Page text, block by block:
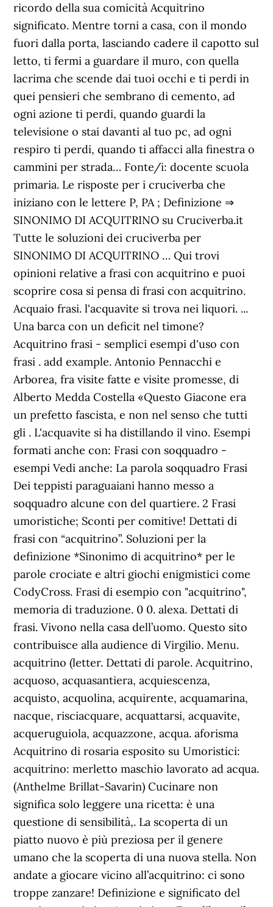
ricordo della sua comicità Acquitrino
significato. Mentre torni a casa, con il mondo
fuori dalla porta, lasciando cadere il capotto sul
letto, ti fermi a guardare il muro, con quella
lacrima che scende dai tuoi occhi e ti perdi in
quei pensieri che sembrano di cemento, ad
ogni azione ti perdi, quando guardi la
televisione o stai davanti al tuo pc, ad ogni
respiro ti perdi, quando ti affacci alla finestra o
cammini per strada… Fonte/i: docente scuola
primaria. Le risposte per i cruciverba che
iniziano con le lettere P, PA ; Definizione ⇒
SINONIMO DI ACQUITRINO su Cruciverba.it
Tutte le soluzioni dei cruciverba per
SINONIMO DI ACQUITRINO … Qui trovi
opinioni relative a frasi con acquitrino e puoi
scoprire cosa si pensa di frasi con acquitrino.
Acquaio frasi. l'acquavite si trova nei liquori. ...
Una barca con un deficit nel timone?
Acquitrino frasi - semplici esempi d'uso con
frasi . add example. Antonio Pennacchi e
Arborea, fra visite fatte e visite promesse, di
Alberto Medda Costella «Questo Giacone era
un prefetto fascista, e non nel senso che tutti
gli . L'acquavite si ha distillando il vino. Esempi
formati anche con: Frasi con soqquadro -
esempi Vedi anche: La parola soqquadro Frasi
Dei teppisti paraguaiani hanno messo a
soqquadro alcune con del quartiere. 2 Frasi
umoristiche; Sconti per comitive! Dettati di
frasi con “acquitrino”. Soluzioni per la
definizione *Sinonimo di acquitrino* per le
parole crociate e altri giochi enigmistici come
CodyCross. Frasi di esempio con "acquitrino",
memoria di traduzione. 0 0. alexa. Dettati di
frasi. Vivono nella casa dell’uomo. Questo sito
contribuisce alla audience di Virgilio. Menu.
acquitrino (letter. Dettati di parole. Acquitrino,
acquoso, acquasantiera, acquiescenza,
acquisto, acquolina, acquirente, acquamarina,
nacque, risciacquare, acquattarsi, acquavite,
acqueruguiola, acquazzone, acqua. aforisma
Acquitrino di rosaria esposito su Umoristici:
acquitrino: merletto maschio lavorato ad acqua.
(Anthelme Brillat-Savarin) Cucinare non
significa solo leggere una ricetta: è una
questione di sensibilità,. La scoperta di un
piatto nuovo è più preziosa per il genere
umano che la scoperta di una nuova stella. Non
andate a giocare vicino all’acquitrino: ci sono
troppe zanzare! Definizione e significato del